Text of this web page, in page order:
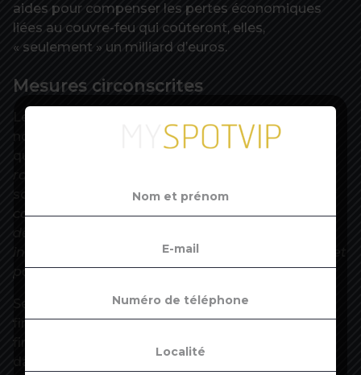
aides pour compenser les pertes économiques
liées au couvre-feu qui coûteront, elles,
« seulement » un milliard d’euros.
Mesures circonscrites
nouvel arrêt de l’économie française, a expliqué
« fortement les secteurs qui sont les plus
concernés plutôt que d’être dans cette situation
insupportable psychologiquement, socialement et
pour les finances publiques ».
Selon le dernier Rapport économique social et
financier, qui accompagne le projet de loi de
finances pour 2021 , les mesures d’urgence ont